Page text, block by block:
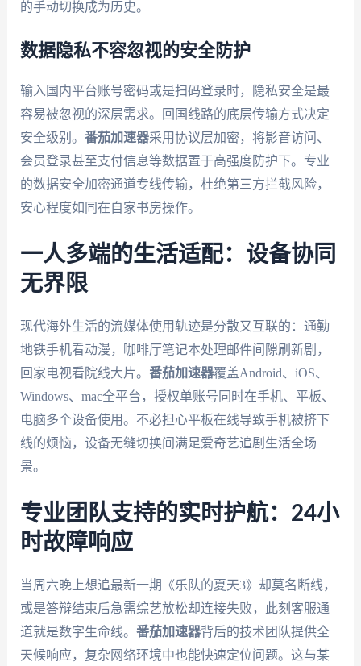
的手动切换成为历史。
数据隐私不容忽视的安全防护
输入国内平台账号密码或是扫码登录时，隐私安全是最
容易被忽视的深层需求。回国线路的底层传输方式决定
安全级别。 番茄加速器采用协议层加密，将影音访问、
会员登录甚至支付信息等数据置于高强度防护下。专业
的数据安全加密通道专线传输，杜绝第三方拦截风险，
安心程度如同在自家书房操作。
一人多端的生活适配：设备协同
无界限
现代海外生活的流媒体使用轨迹是分散又互联的：通勤
地铁手机看动漫，咖啡厅笔记本处理邮件间隙刷新剧，
回家电视看院线大片。 番茄加速器覆盖Android、iOS、
Windows、mac全平台，授权单账号同时在手机、平板、
电脑多个设备使用。不必担心平板在线导致手机被挤下
线的烦恼，设备无缝切换间满足爱奇艺追剧生活全场
景。
专业团队支持的实时护航：24小
时故障响应
当周六晚上想追最新一期《乐队的夏天3》却莫名断线，
或是答辩结束后急需综艺放松却连接失败，此刻客服通
道就是数字生命线。 番茄加速器背后的技术团队提供全
天候响应，复杂网络环境中也能快速定位问题。这与某